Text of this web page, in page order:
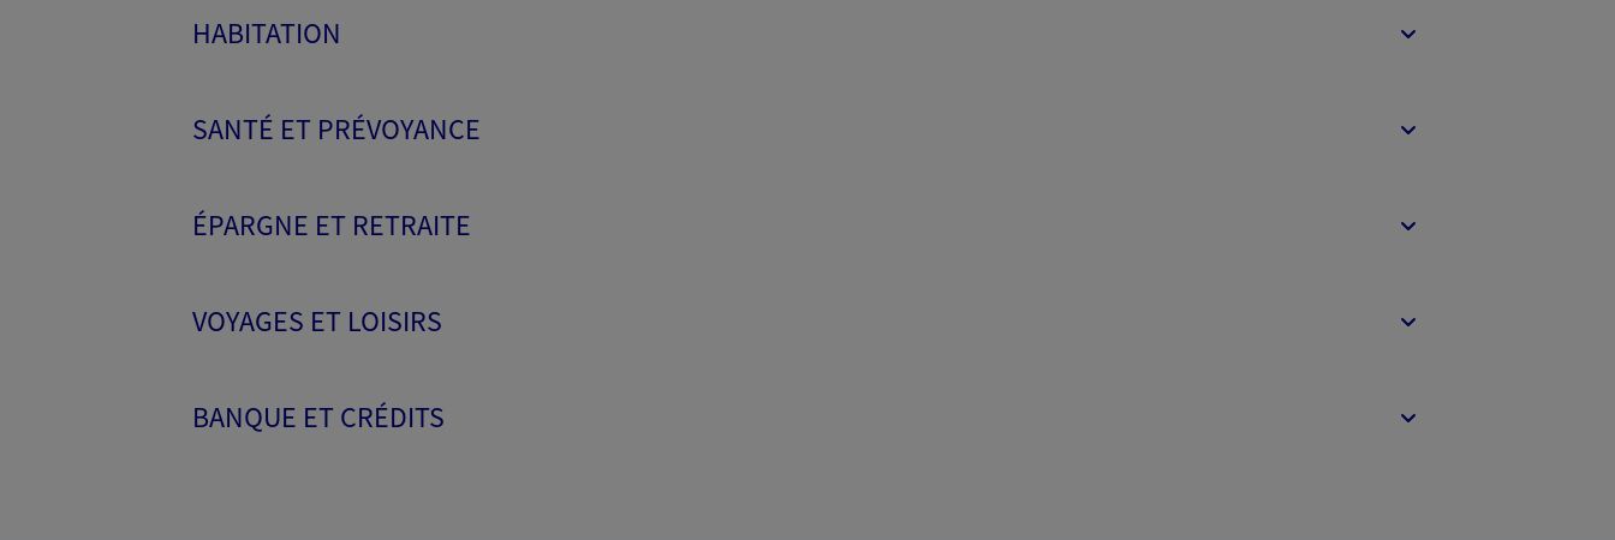
HABITATION
SANTÉ ET PRÉVOYANCE
ÉPARGNE ET RETRAITE
VOYAGES ET LOISIRS
BANQUE ET CRÉDITS